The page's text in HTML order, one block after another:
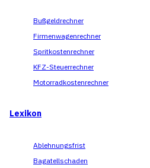
Bußgeldrechner
Firmenwagenrechner
Spritkostenrechner
KFZ-Steuerrechner
Motorradkostenrechner
Lexikon
Ablehnungsfrist
Bagatellschaden